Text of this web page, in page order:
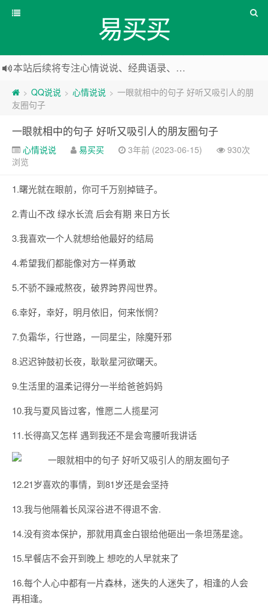
易买买
本站后续将专注心情说说、经典语录、心情随笔等
本站改版，下架友情链接
> QQ说说 > 心情说说 > 一眼就相中的句子 好听又吸引人的朋
友圈句子
一眼就相中的句子 好听又吸引人的朋友圈句子
心情说说 易买买 3年前 (2023-06-15)
930次
浏览
1.曙光就在眼前，你可千万别掉链子。
2.青山不改 绿水长流 后会有期 来日方长
3.我喜欢一个人就想给他最好的结局
4.希望我们都能像对方一样勇敢
5.不骄不躁戒熬夜，破界跨界闯世界。
6.幸好，幸好，明月依旧，何来怅惘？
7.负霜华，行世路，一同星尘，除魔歼邪
8.迟迟钟鼓初长夜，耿耿星河欲曙天。
9.生活里的温柔记得分一半给爸爸妈妈
10.我与夏风皆过客，惟愿二人揽星河
11.长得高又怎样 遇到我还不是会弯腰听我讲话
12.21岁喜欢的事情，到81岁还是会坚持
13.我与他隔着长风深谷进不得退不舍.
14.没有资本保护，那就用真金白银给他砸出一条坦荡星途。
15.早餐店不会开到晚上 想吃的人早就来了
16.每个人心中都有一片森林，迷失的人迷失了，相逢的人会
再相逢。